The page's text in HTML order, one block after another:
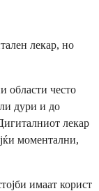
лекар, но
области често
дури и до
лекар
моментални,
имаат корист